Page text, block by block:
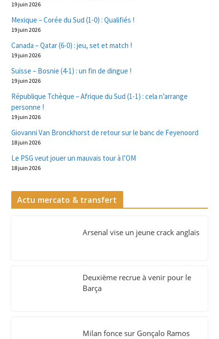
19 juin 2026
Mexique – Corée du Sud (1-0) : Qualifiés !
19 juin 2026
Canada – Qatar (6-0) : jeu, set et match !
19 juin 2026
Suisse – Bosnie (4-1) : un fin de dingue !
19 juin 2026
République Tchèque – Afrique du Sud (1-1) : cela n’arrange
personne !
19 juin 2026
Giovanni Van Bronckhorst de retour sur le banc de Feyenoord
18 juin 2026
Le PSG veut jouer un mauvais tour à l’OM
18 juin 2026
Actu mercato & transfert
Arsenal vise un jeune crack anglais
Deuxième recrue à venir pour le
Barça
Milan fonce sur Gonçalo Ramos